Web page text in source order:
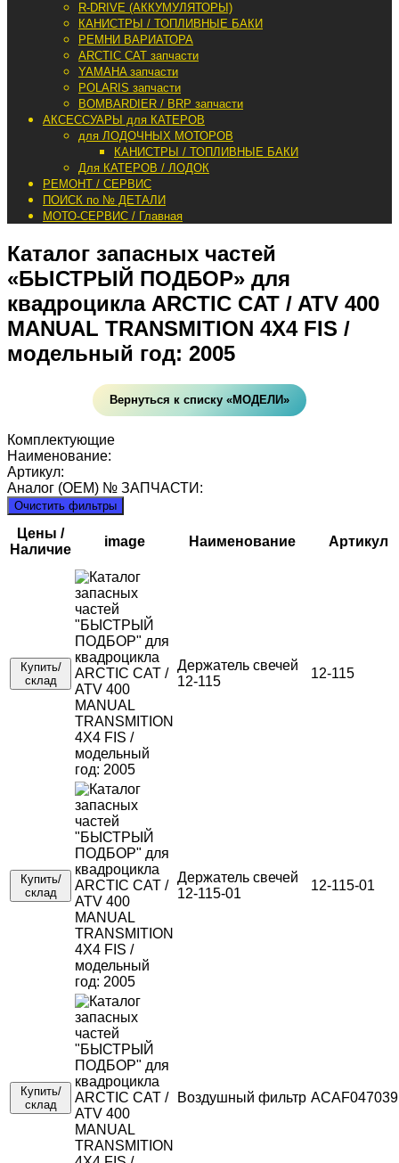
R-DRIVE (АККУМУЛЯТОРЫ)
КАНИСТРЫ / ТОПЛИВНЫЕ БАКИ
РЕМНИ ВАРИАТОРА
ARCTIC CAT запчасти
YAMAHA запчасти
POLARIS запчасти
BOMBARDIER / BRP запчасти
АКСЕССУАРЫ для КАТЕРОВ
для ЛОДОЧНЫХ МОТОРОВ
КАНИСТРЫ / ТОПЛИВНЫЕ БАКИ
Для КАТЕРОВ / ЛОДОК
РЕМОНТ / СЕРВИС
ПОИСК по № ДЕТАЛИ
МОТО-СЕРВИС / Главная
Каталог запасных частей
«БЫСТРЫЙ ПОДБОР» для
квадроцикла ARCTIC CAT / ATV 400
MANUAL TRANSMITION 4X4 FIS /
модельный год: 2005
Вернуться к списку «МОДЕЛИ»
Комплектующие
Наименование:
Артикул:
Аналог (OEM) № ЗАПЧАСТИ:
Очистить фильтры
Цены /
Наличие
image Наименование Артикул
Купить/
склад
Держатель свечей
12-115
12-115
Купить/
склад
Держатель свечей
12-115-01
12-115-01
Купить/
склад
Воздушный фильтр